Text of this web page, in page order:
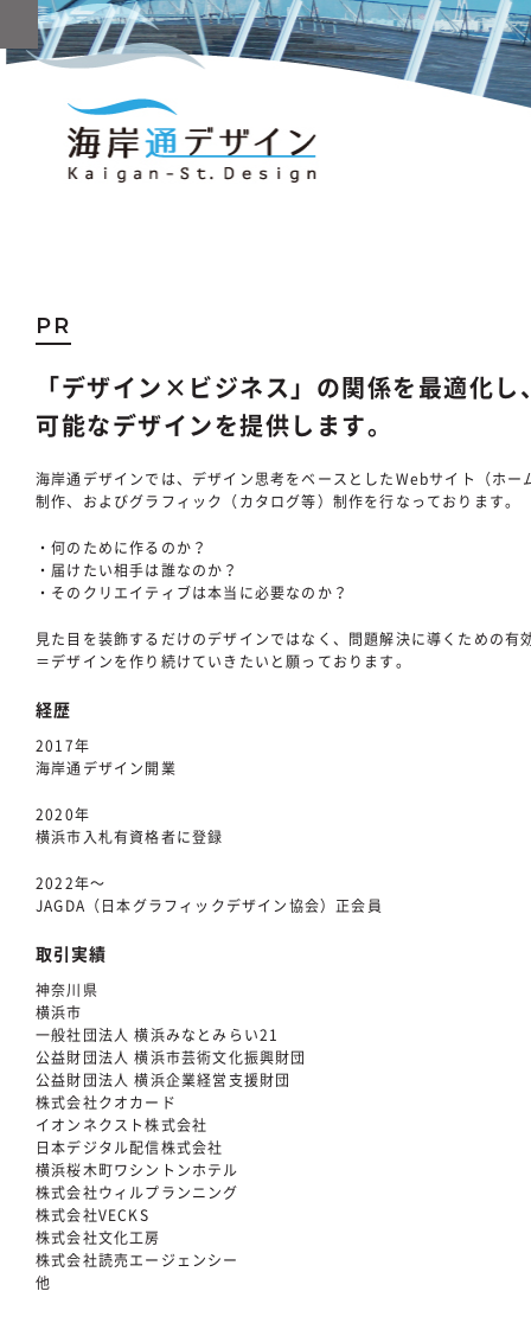
PR
「デザイン×ビジネス」の関係を最適化し
可能なデザインを提供します。
海岸通デザインでは、デザイン思考をベースとしたWebサイト（ホー
制作、およびグラフィック（カタログ等）制作を行なっております。
・何のために作るのか？
・届けたい相手は誰なのか？
・そのクリエイティブは本当に必要なのか？
見た目を装飾するだけのデザインではなく、問題解決に導くための有
＝デザインを作り続けていきたいと願っております。
経歴
2017年
海岸通デザイン開業
2020年
横浜市入札有資格者に登録
2022年〜
JAGDA（日本グラフィックデザイン協会）正会員
取引実績
神奈川県
横浜市
一般社団法人 横浜みなとみらい21
公益財団法人 横浜市芸術文化振興財団
公益財団法人 横浜企業経営支援財団
株式会社クオカード
イオンネクスト株式会社
日本デジタル配信株式会社
横浜桜木町ワシントンホテル
株式会社ウィルプランニング
株式会社VECKS
株式会社文化工房
株式会社読売エージェンシー
他